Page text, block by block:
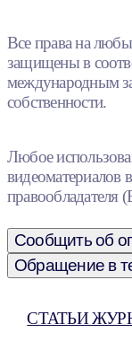
Все права на
защищены в
международным
собственности.
Любое
видеоматериалов
правообладателя
Сообщить об
Обращение в
СТАТЬИ